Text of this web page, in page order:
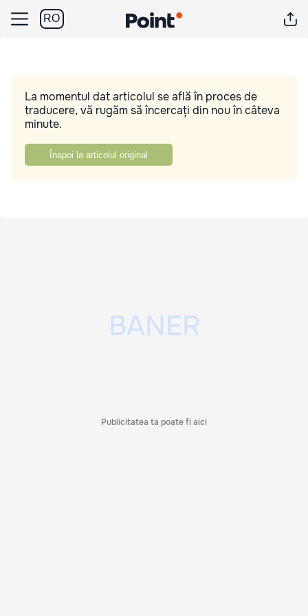
RO
La momentul dat articolul se află în proces de
traducere, vă rugăm să încercați din nou în câteva
minute.
Înapoi la articolul original
Publicitatea ta poate fi aici